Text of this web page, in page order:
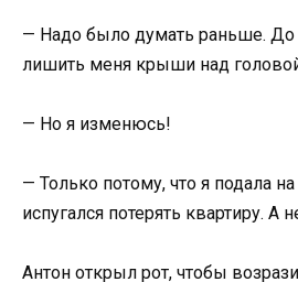
— Надо было думать раньше. До
лишить меня крыши над
— Но я изменюсь!
— Только потому, что я подала
испугался потерять квартиру. А
Антон открыл рот, чтобы